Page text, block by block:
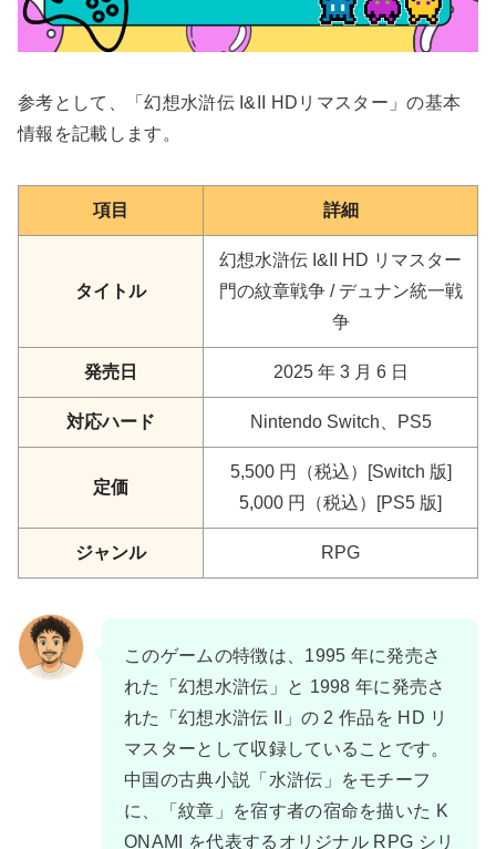
参考として、「幻想水滸伝 I&II HDリマスター」の基本
情報を記載します。
項目 詳細
タイトル
幻想水滸伝 I&II HD リマスター
門の紋章戦争 / デュナン統一戦
争
発売日 2025 年 3 月 6 日
対応ハード Nintendo Switch、PS5
定価
5,500 円（税込）[Switch 版]
5,000 円（税込）[PS5 版]
ジャンル RPG
このゲームの特徴は、1995 年に発売さ
れた「幻想水滸伝」と 1998 年に発売さ
れた「幻想水滸伝 II」の 2 作品を HD リ
マスターとして収録していることです。
中国の古典小説「水滸伝」をモチーフ
に、「紋章」を宿す者の宿命を描いた K
ONAMI を代表するオリジナル RPG シリ